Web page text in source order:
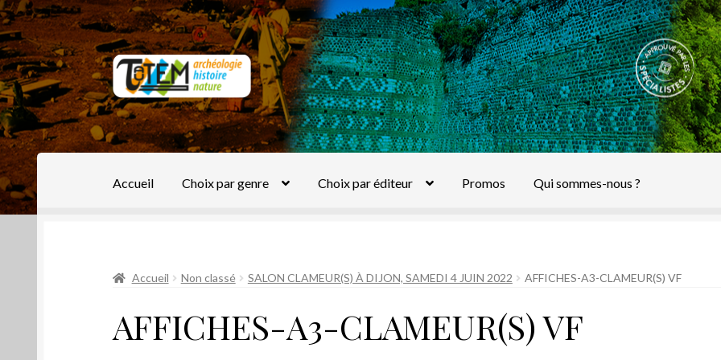
Aller
à
la
navigation
Aller
au
contenu
Accueil Choix par genre Choix par éditeur Promos Qui sommes-nous ?
Accueil Non classé SALON CLAMEUR(S) À DIJON, SAMEDI 4 JUIN 2022 AFFICHES-A3-CLAMEUR(S) VF
AFFICHES-A3-CLAMEUR(S) VF